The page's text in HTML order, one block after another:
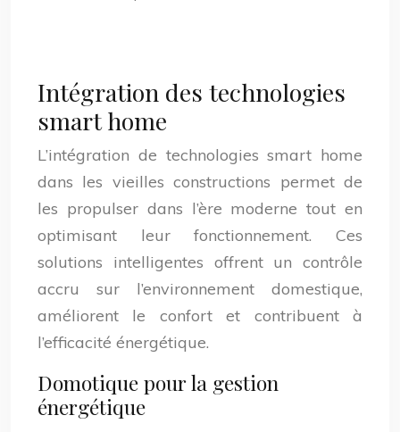
Intégration des technologies
smart home
L’intégration de technologies smart home
dans les vieilles constructions permet de
les propulser dans l’ère moderne tout en
optimisant leur fonctionnement. Ces
solutions intelligentes offrent un contrôle
accru sur l’environnement domestique,
améliorent le confort et contribuent à
l’efficacité énergétique.
Domotique pour la gestion
énergétique